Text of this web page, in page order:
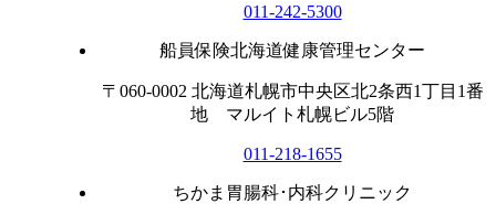
011-242-5300
船員保険北海道健康管理センター
〒060-0002 北海道札幌市中央区北2条西1丁目1番
地 マルイト札幌ビル5階
011-218-1655
ちかま胃腸科･内科クリニック